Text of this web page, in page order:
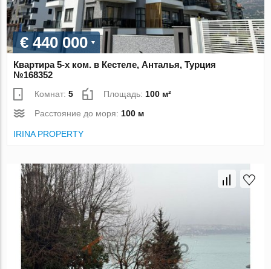
€ 440 000
Квартира 5-х ком. в Кестеле, Анталья, Турция
№168352
Комнат:5 Площадь:100 м²
Расстояние до моря:100 м
IRINA PROPERTY